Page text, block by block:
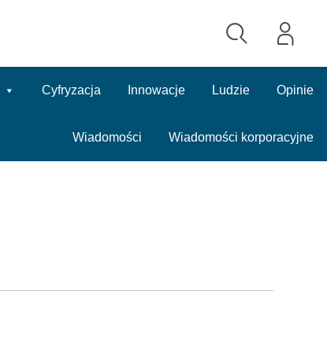
Cyfryzacja Innowacje Ludzie Opinie
Wiadomości Wiadomości korporacyjne